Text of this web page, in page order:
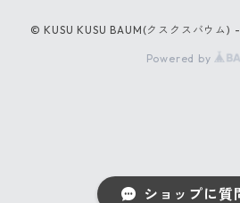
ショップに質
© KUSU KUSU BAUM(クスクスバウム)
Powered by